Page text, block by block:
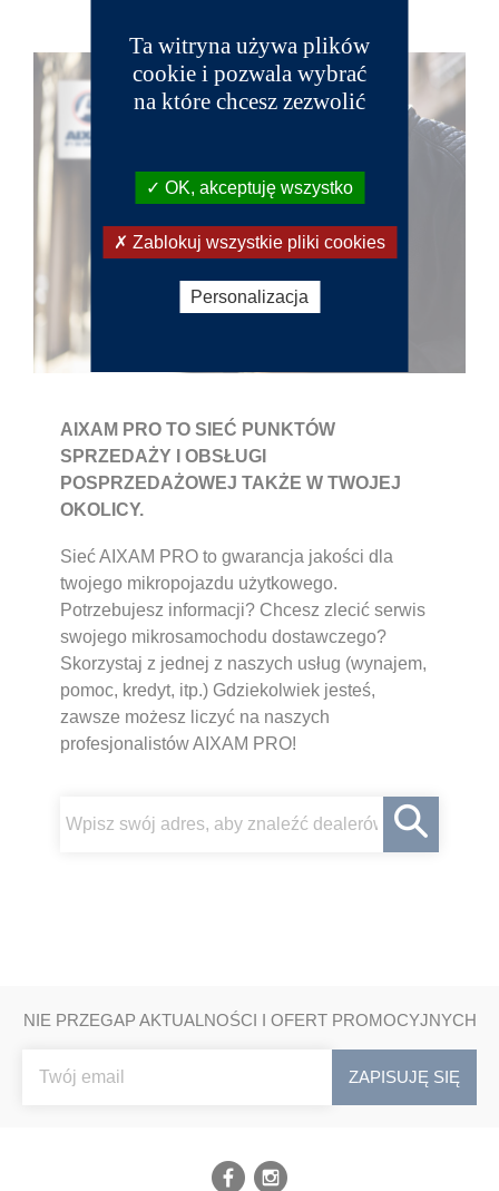
AIXAM PRO TO SIEĆ PUNKTÓW
SPRZEDAŻY I OBSŁUGI
POSPRZEDAŻOWEJ TAKŻE W TWOJEJ
OKOLICY.
Sieć AIXAM PRO to gwarancja jakości dla
twojego mikropojazdu użytkowego.
Potrzebujesz informacji? Chcesz zlecić serwis
swojego mikrosamochodu dostawczego?
Skorzystaj z jednej z naszych usług (wynajem,
pomoc, kredyt, itp.) Gdziekolwiek jesteś,
zawsze możesz liczyć na naszych
profesjonalistów AIXAM PRO!
NIE PRZEGAP AKTUALNOŚCI I OFERT PROMOCYJNYCH
Ta witryna używa plików
cookie i pozwala wybrać
na które chcesz zezwolić
OK, akceptuję wszystko
Zablokuj wszystkie pliki cookies
Personalizacja